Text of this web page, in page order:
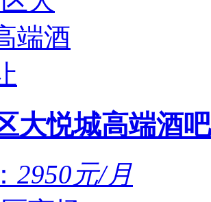
大悦城高端酒
2950元/月